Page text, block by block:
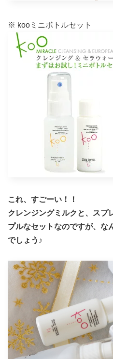
※ kooミニボトルセット
これ、すごーい！！
クレンジングミルクと、スプ
プルなセットなのですが、 な
でしょう♪